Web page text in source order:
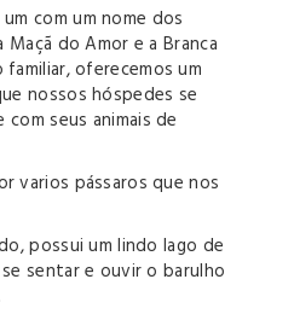
com um nome dos
do Amor e a Branca
oferecemos um
nossos hóspedes se
com seus animais de
varios pássaros que nos
possui um lindo lago de
sentar e ouvir o barulho